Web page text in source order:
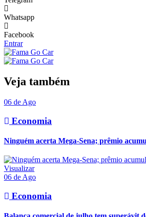
Whatsapp
Facebook
Entrar
Veja também
06 de Ago
Economia
Ninguém acerta Mega-Sena; prêmio
Visualizar
06 de Ago
Economia